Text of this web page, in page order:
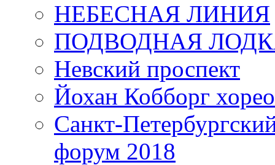
НЕБЕСНАЯ ЛИНИЯ
ПОДВОДНАЯ
Невский проспект
Йохан Кобборг
Санкт-
форум 2018